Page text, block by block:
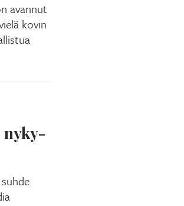
avannut
kovin
nyky-